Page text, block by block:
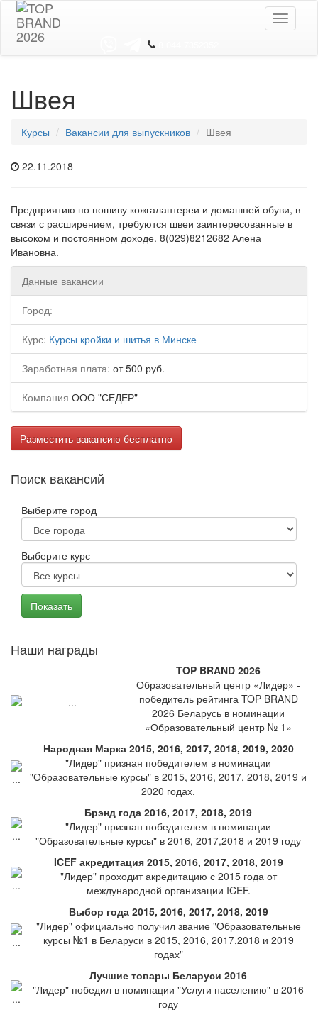
Toggle
Швея
Курсы Вакансии для выпускников Швея
22.11.2018
Предприятию по пошиву кожгалантереи и домашней обуви, в
связи с расширением, требуются швеи заинтересованные в
высоком и постоянном доходе. 8(029)8212682 Алена
Ивановна.
Данные вакансии
Город:
Курс: Курсы кройки и шитья в Минске
Заработная плата: от 500 руб.
Компания ООО "СЕДЕР"
Разместить вакансию бесплатно
Поиск вакансий
Выберите город
Выберите курс
Наши награды
TOP BRAND 2026
Образовательный центр «Лидер» -
победитель рейтинга TOP BRAND
2026 Беларусь в номинации
«Образовательный центр № 1»
Народная Марка 2015, 2016, 2017, 2018, 2019, 2020
"Лидер" признан победителем в номинации
"Образовательные курсы" в 2015, 2016, 2017, 2018, 2019 и
2020 годах.
Брэнд года 2016, 2017, 2018, 2019
"Лидер" признан победителем в номинации
"Образовательные курсы" в 2016, 2017,2018 и 2019 году
ICEF акредитация 2015, 2016, 2017, 2018, 2019
"Лидер" проходит акредитацию с 2015 года от
международной организации ICEF.
Выбор года 2015, 2016, 2017, 2018, 2019
"Лидер" официально получил звание "Образовательные
курсы №1 в Беларуси в 2015, 2016, 2017,2018 и 2019
годах"
Лучшие товары Беларуси 2016
"Лидер" победил в номинации "Услуги населению" в 2016
году